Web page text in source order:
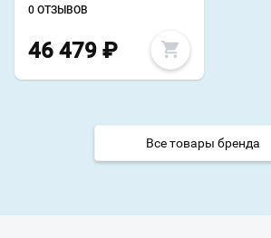
0 ОТЗЫВОВ
46 479 ₽
Все товары бренда